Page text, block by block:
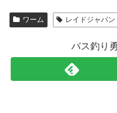
ワーム レイドジャパン
バス釣り